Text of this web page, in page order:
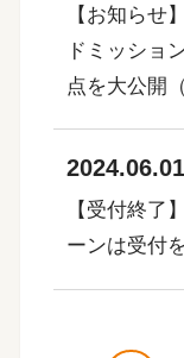
【お知らせ
ドミッショ
点を大公開
2024.06.01
【受付終了
ーンは受付